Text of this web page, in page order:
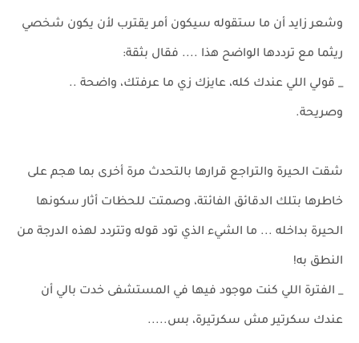
وشعر زايد أن ما ستقوله سيكون أمر يقترب لأن يكون شخصي
ريثما مع ترددها الواضح هذا .... فقال بثقة:
_ قولي اللي عندك كله، عايزك زي ما عرفتك، واضحة ..
وصريحة.
شقت الحيرة والتراجع قرارها بالتحدث مرة أخرى بما هجم على
خاطرها بتلك الدقائق الفائتة، وصمتت للحظات أثار سكونها
الحيرة بداخله ... ما الشيء الذي تود قوله وتتردد لهذه الدرجة من
النطق به!
_ الفترة اللي كنت موجود فيها في المستشفى خدت بالي أن
عندك سكرتير مش سكرتيرة، بس.....